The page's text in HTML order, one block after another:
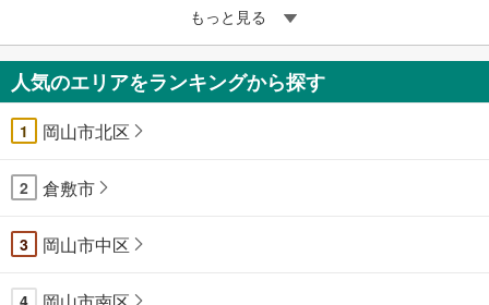
もっと見る
人気のエリアをランキングから探す
1 岡山市北区
2 倉敷市
3 岡山市中区